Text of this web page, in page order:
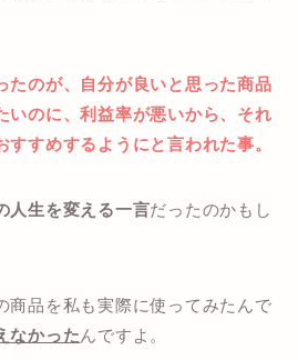
たのが、自分が良いと思った商品
いのに、利益率が悪いから、それ
すすめするようにと言われた事。
人生を変える一言だったのかもし
商品を私も実際に使ってみたんで
なかったんですよ。